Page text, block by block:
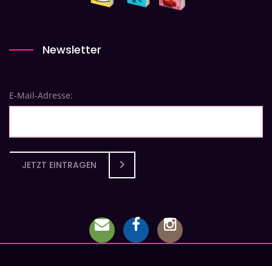
Newsletter
E-Mail-Adresse:
JETZT EINTRAGEN